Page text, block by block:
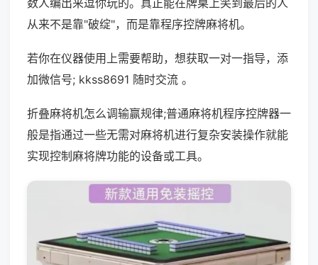
数人编出来逗你玩的。真正能在牌桌上笑到最后的人
从来不是靠"破绽"，而是靠程序控牌麻将机。
若你在仪器使用上需要帮助，想获取一对一指导，添
加微信号; kkss8691 随时交流 。
折叠麻将机怎么调输赢规律;普通麻将机程序控牌器一
般是指通过一些无需对麻将机进行复杂安装操作就能
实现控制麻将牌功能的设备或工具。